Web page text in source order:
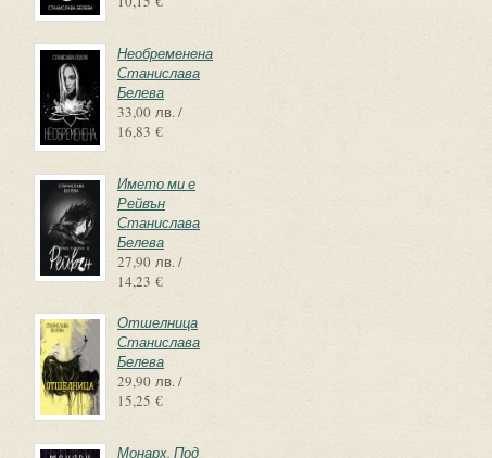
Необременена
Станислава
Белева
33,00 лв. /
16,83 €
Името ми е
Рейвън
Станислава
Белева
27,90 лв. /
14,23 €
Отшелница
Станислава
Белева
29,90 лв. /
15,25 €
Монарх. Под